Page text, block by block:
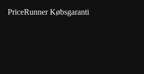
PriceRunner Købsgaranti